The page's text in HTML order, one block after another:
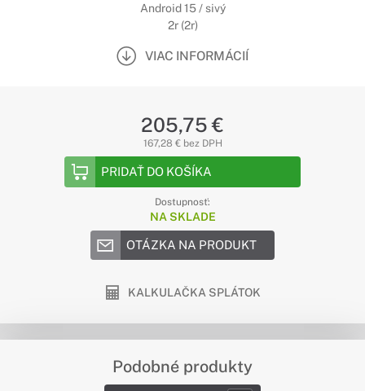
Android 15 / sivý
2r (2r)
VIAC INFORMÁCIÍ
205,75 €
167,28 € bez DPH
PRIDAŤ DO KOŠÍKA
Dostupnosť:
NA SKLADE
OTÁZKA NA PRODUKT
KALKULAČKA SPLÁTOK
Podobné produkty